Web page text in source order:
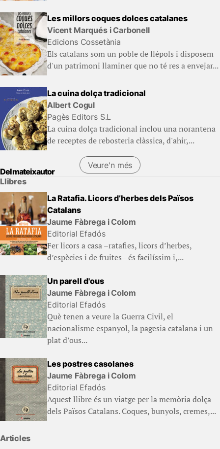
Les millors coques dolces catalanes
Vicent Marqués i Carbonell
Edicions Cossetània
Els catalans som un poble de llépols i disposem
d'un patrimoni llaminer que no té res a envejar...
La cuina dolça tradicional
Albert Cogul
Pagès Editors S.L
La cuina dolça tradicional inclou una norantena
de receptes de rebosteria clàssica, d'ahir,...
Veure'n més
Del mateix autor
Llibres
La Ratafia. Licors d’herbes dels Països
Catalans
Jaume Fàbrega i Colom
Editorial Efadós
Fer licors a casa –ratafies, licors d’herbes,
d’espècies i de fruites– és facilíssim i,...
Un parell d'ous
Jaume Fàbrega i Colom
Editorial Efadós
Què tenen a veure la Guerra Civil, el
nacionalisme espanyol, la pagesia catalana i un
plat d’ous...
Les postres casolanes
Jaume Fàbrega i Colom
Editorial Efadós
Aquest llibre és un viatge per la memòria dolça
dels Països Catalans. Coques, bunyols, cremes,...
Articles